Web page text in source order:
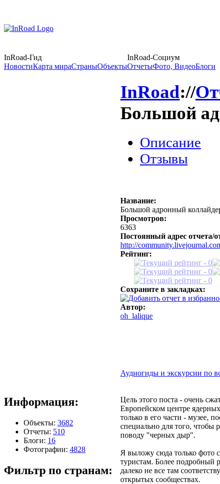
InRoad-Гид
InRoad-Социум
НовостиКарта мираСтраныОбъектыОтчетыФото, ВидеоБлоги
Информация:
Объекты: 3682
Отчеты: 510
Блоги: 16
Фотографии: 4828
Фильтр по странам:
InRoad://
Большой
Описание
Отзывы
Название:
Большой адронный
Просмотров:
6363
Постоянный адрес отчета/
http://
Рейтинг:
Сохраните в закладках:
Автор:
oh_lalique
Аудиогиды и экскурсии по
Цель этого поста - очень
Европейском центре
только в его части - музее,
специально для того, чтобы
поводу "черных дыр".
Я выложу сюда только фото
туристам. Более подробный
далеко не все там
открытых сообществах.